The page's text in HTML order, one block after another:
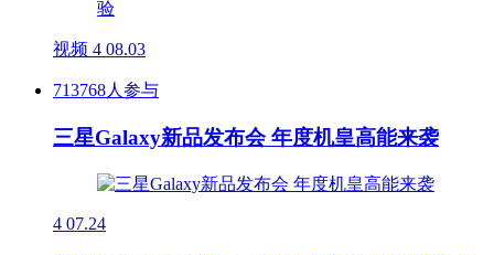
视频 4 08.03
713768人参与
三星Galaxy新品发布会 年度机皇高能来袭
4 07.24